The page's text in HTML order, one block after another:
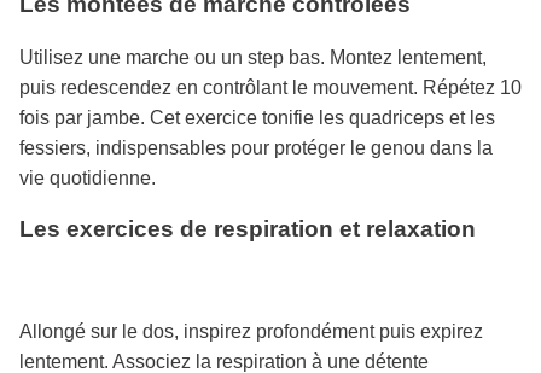
Utilisez une marche ou un step bas. Montez lentement,
puis redescendez en contrôlant le mouvement. Répétez 10
fois par jambe. Cet exercice tonifie les quadriceps et les
fessiers, indispensables pour protéger le genou dans la
vie quotidienne.
Les exercices de respiration et relaxation
Allongé sur le dos, inspirez profondément puis expirez
lentement. Associez la respiration à une détente